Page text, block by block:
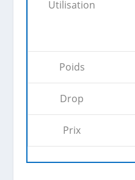
Utilisation
Poids
Drop
Prix